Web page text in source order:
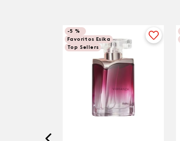
-5 %
Favoritos Esika
Top Sellers